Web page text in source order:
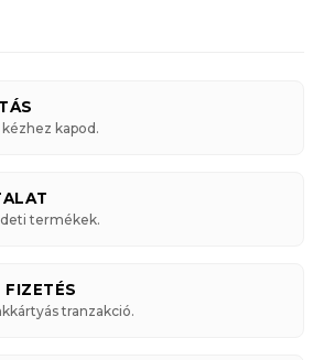
kapod.
termékek.
tranzakció.